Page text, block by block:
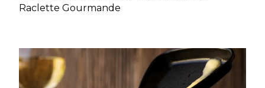
Raclette Gourmande